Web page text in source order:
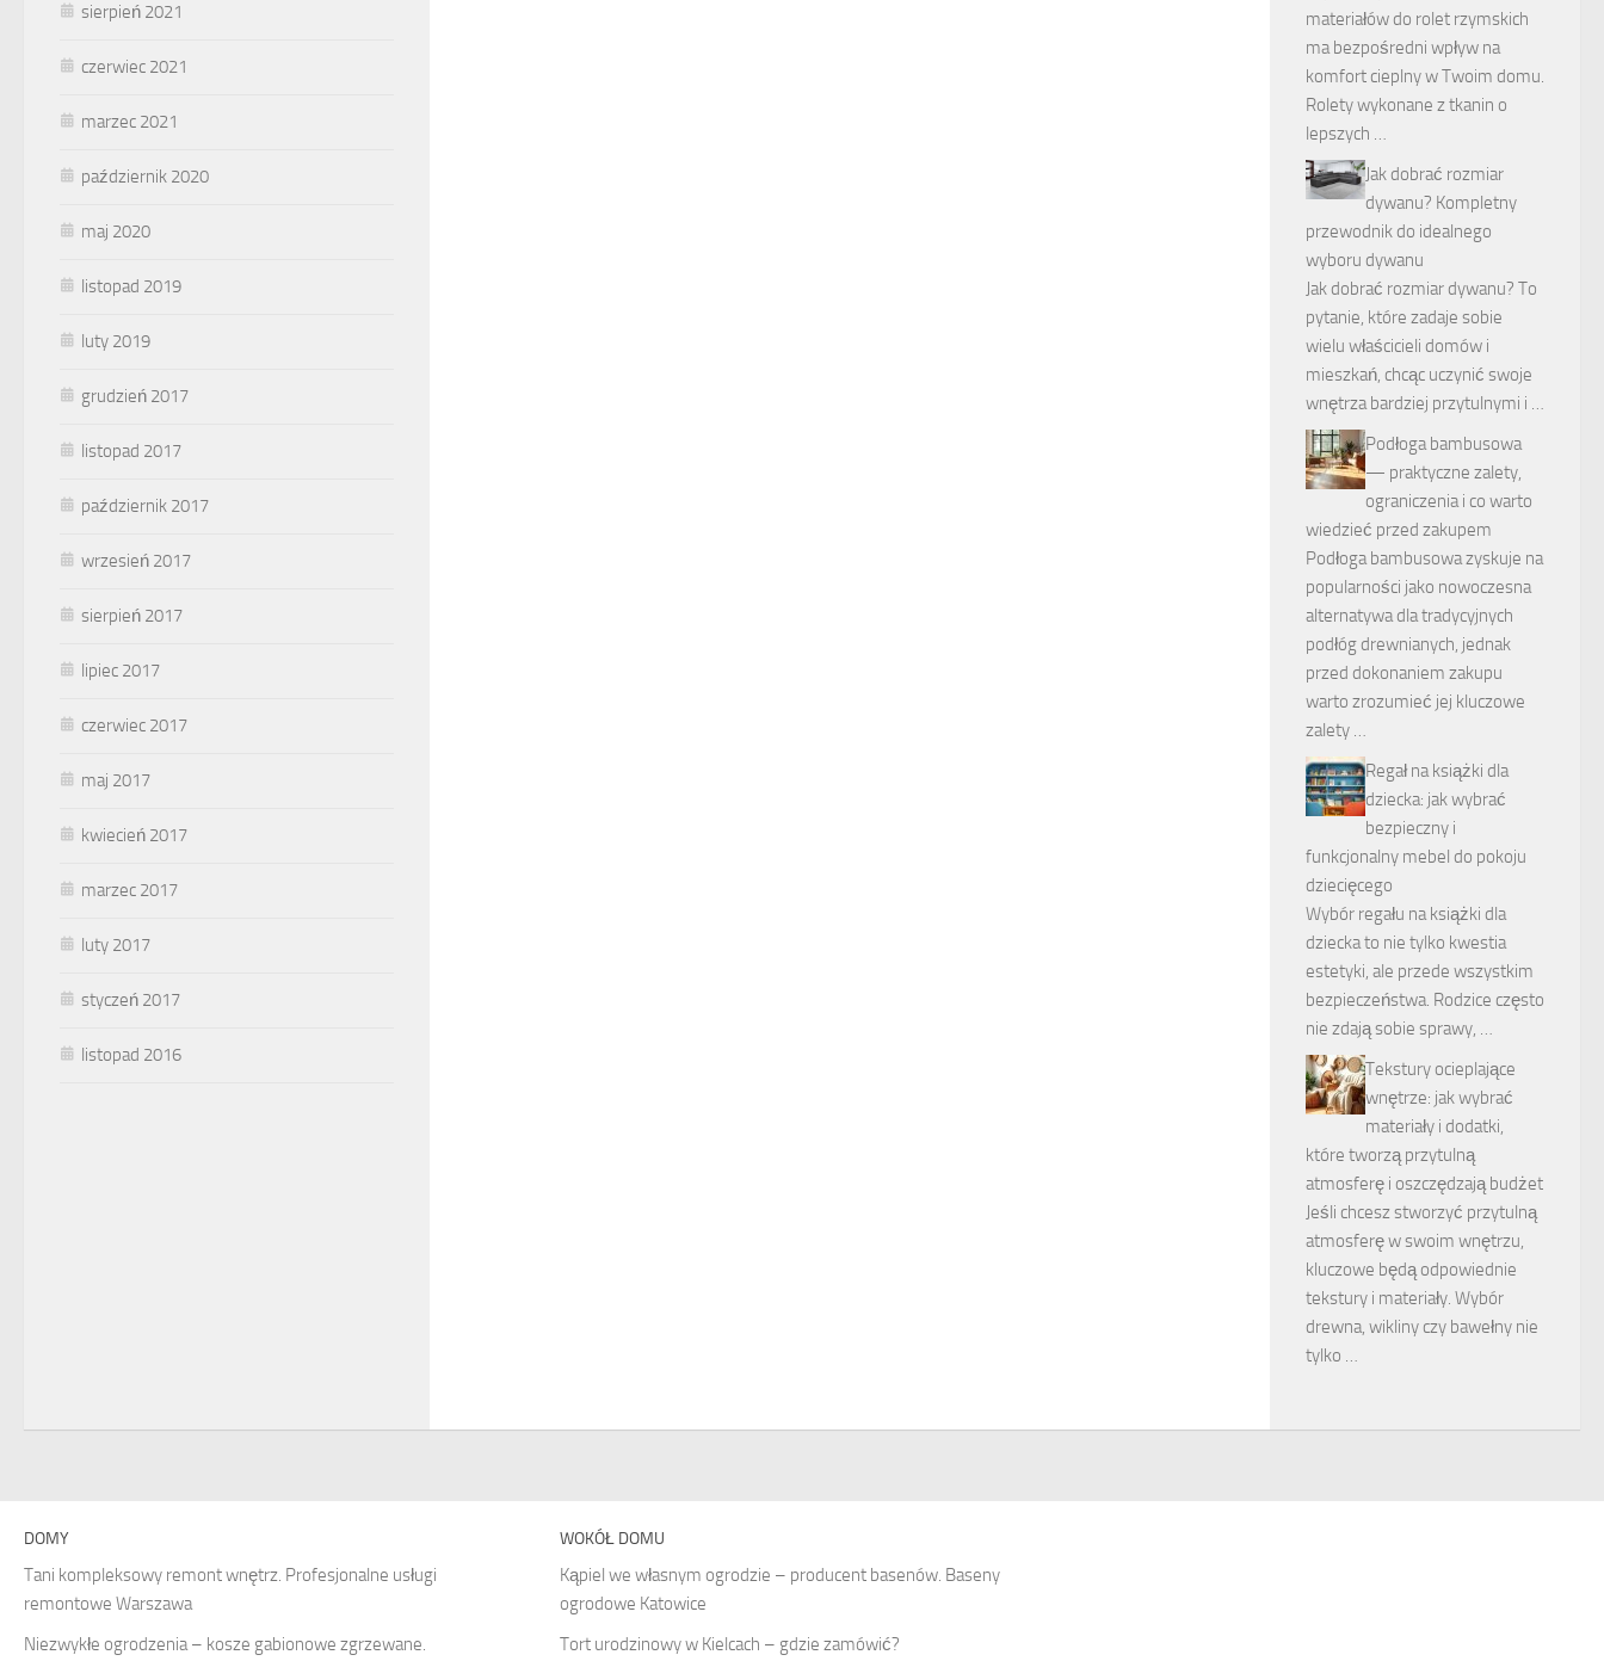
sierpień 2021
czerwiec 2021
marzec 2021
październik 2020
maj 2020
listopad 2019
luty 2019
grudzień 2017
listopad 2017
październik 2017
wrzesień 2017
sierpień 2017
lipiec 2017
czerwiec 2017
maj 2017
kwiecień 2017
marzec 2017
luty 2017
styczeń 2017
listopad 2016
materiałów do rolet rzymskich
ma bezpośredni wpływ na
komfort cieplny w Twoim domu.
Rolety wykonane z tkanin o
lepszych …
Jak dobrać rozmiar
dywanu? Kompletny
przewodnik do idealnego
wyboru dywanu
Jak dobrać rozmiar dywanu? To
pytanie, które zadaje sobie
wielu właścicieli domów i
mieszkań, chcąc uczynić swoje
wnętrza bardziej przytulnymi i …
Podłoga bambusowa
— praktyczne zalety,
ograniczenia i co warto
wiedzieć przed zakupem
Podłoga bambusowa zyskuje na
popularności jako nowoczesna
alternatywa dla tradycyjnych
podłóg drewnianych, jednak
przed dokonaniem zakupu
warto zrozumieć jej kluczowe
zalety …
Regał na książki dla
dziecka: jak wybrać
bezpieczny i
funkcjonalny mebel do pokoju
dziecięcego
Wybór regału na książki dla
dziecka to nie tylko kwestia
estetyki, ale przede wszystkim
bezpieczeństwa. Rodzice często
nie zdają sobie sprawy, …
Tekstury ocieplające
wnętrze: jak wybrać
materiały i dodatki,
które tworzą przytulną
atmosferę i oszczędzają budżet
Jeśli chcesz stworzyć przytulną
atmosferę w swoim wnętrzu,
kluczowe będą odpowiednie
tekstury i materiały. Wybór
drewna, wikliny czy bawełny nie
tylko …
DOMY
Tani kompleksowy remont wnętrz. Profesjonalne usługi
remontowe Warszawa
Niezwykłe ogrodzenia – kosze gabionowe zgrzewane.
WOKÓŁ DOMU
Kąpiel we własnym ogrodzie – producent basenów. Baseny
ogrodowe Katowice
Tort urodzinowy w Kielcach – gdzie zamówić?